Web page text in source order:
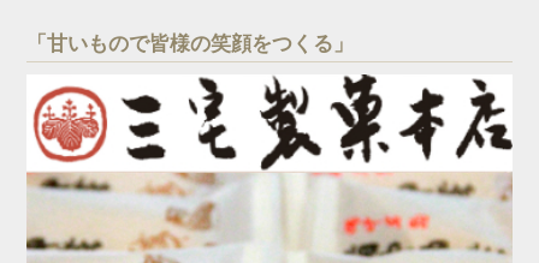
「甘いもので皆様の笑顔をつくる」